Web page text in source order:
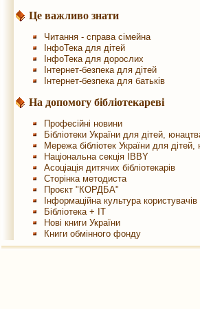
Це важливо знати
Читання - справа сімейна
ІнфоТека для дітей
ІнфоТека для дорослих
Інтернет-безпека для дітей
Інтернет-безпека для батьків
На допомогу бібліотекареві
Професійні новини
Бібліотеки України для дітей,
Мережа бібліотек України для
Національна секція IBBY
Асоціація дитячих бібліотекарів
Сторінка методиста
Проєкт "КОРДБА"
Інформаційна культура користувачів
Бібліотека + IT
Нові книги України
Книги обмінного фонду